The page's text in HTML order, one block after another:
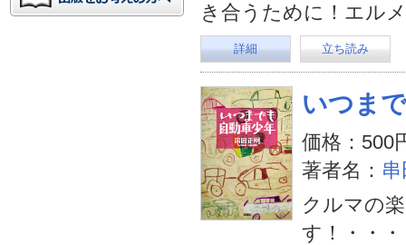
き合うために！エル
詳細 立ち読み
いつま
価格：500
著者名：
クルマの
す！・・